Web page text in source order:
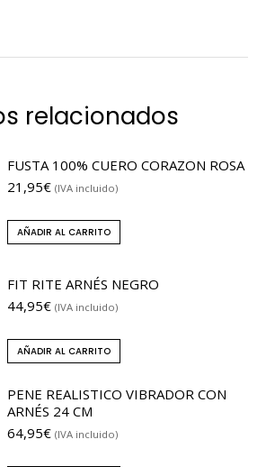
relacionados
FUSTA 100% CUERO CORAZON ROSA
21,95€ (IVA incluido)
AÑADIR AL CARRITO
FIT RITE ARNÉS NEGRO
44,95€ (IVA incluido)
AÑADIR AL CARRITO
PENE REALISTICO VIBRADOR CON
ARNÉS 24 CM
64,95€ (IVA incluido)